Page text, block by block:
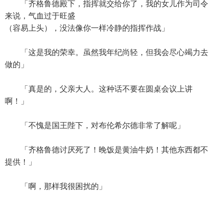
「齐格鲁德殿下，指挥就交给你了，我的女儿作为司令
来说，气血过于旺盛
（容易上头），没法像你一样冷静的指挥作战」
「这是我的荣幸。虽然我年纪尚轻，但我会尽心竭力去
做的」
「真是的，父亲大人。这种话不要在圆桌会议上讲
啊！」
「不愧是国王陛下，对布伦希尔德非常了解呢」
「齐格鲁德讨厌死了！晚饭是黄油牛奶！其他东西都不
提供！」
「啊，那样我很困扰的」